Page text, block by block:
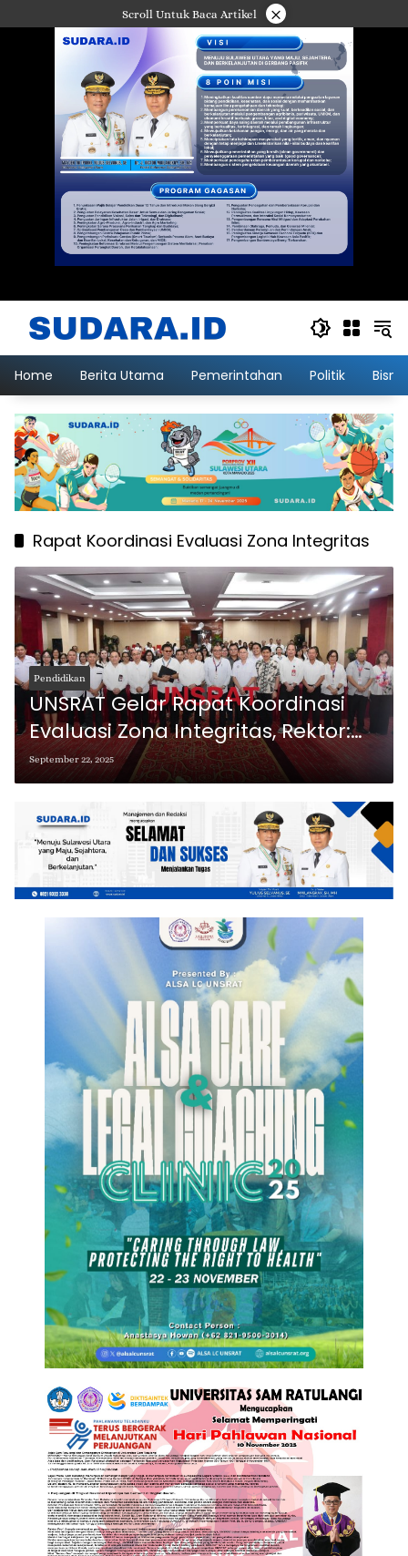
ke
Scroll Untuk Baca Artikel ×
Home Berita Utama Pemerintahan Politik
Rapat Koordinasi Evaluasi Zona Integritas
Pendidikan
UNSRAT Gelar Rapat Koordinasi
Evaluasi Zona Integritas, Rektor:
Komitmen Tata Kelola Bersih
Harus Nyata
September 22, 2025